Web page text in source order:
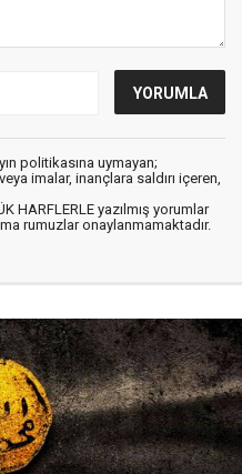
politikasına uymayan;
imalar, inançlara saldırı içeren,
HARFLERLE yazılmış yorumlar
rumuzlar onaylanmamaktadır.